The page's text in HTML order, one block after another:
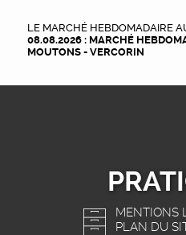
LE MARCHÉ HEBDOMADAIRE
08.08.2026 : MARCHÉ
MOUTONS - VERCORIN
MENTIONS
PLAN DU